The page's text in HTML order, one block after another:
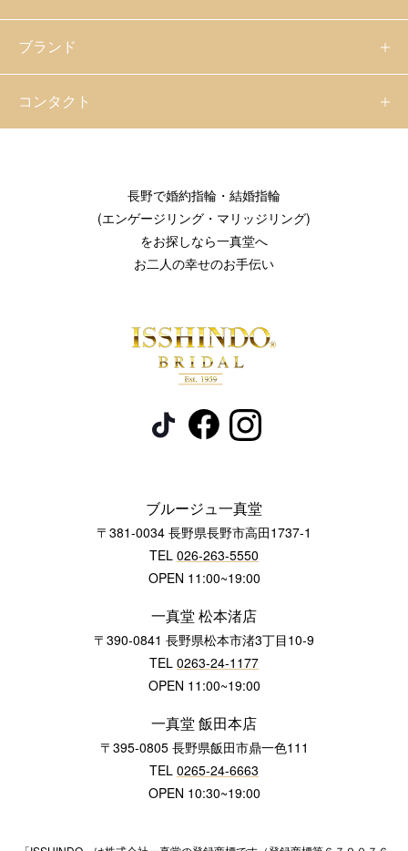
ブランド
コンタクト
長野で婚約指輪・結婚指輪
(エンゲージリング・マリッジリング)
をお探しなら一真堂へ
お二人の幸せのお手伝い
ブルージュ一真堂
〒381-0034 長野県長野市高田1737-1
TEL 026-263-5550
OPEN 11:00~19:00
一真堂 松本渚店
〒390-0841 長野県松本市渚3丁目10-9
TEL 0263-24-1177
OPEN 11:00~19:00
一真堂 飯田本店
〒395-0805 長野県飯田市鼎一色111
TEL 0265-24-6663
OPEN 10:30~19:00